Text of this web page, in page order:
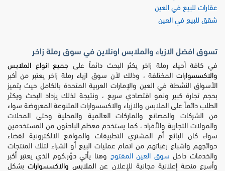
عقارات للبيع في العين
شقق للبيع في العين
تسوق افضل الازياء والملابس اونلاين في سوق رملة زاخر
في كافة أحياء رملة زاخر يكثر البحث دائماً على جميع انواع الملابس
والاكسسوارات المختلفة ، وذلك لأن سوق ازياء رملة زاخر يعتبر من أكبر
الأسواق النشطة في العين والإمارات العربية المتحدة بالكامل حيث يتميز
بحجم تجارة كبير ونمو اقتصادي سريع ، ونتيجة لذلك يزداد البحث ويكثر
الطلب دائماً على الملابس والازياء والاكسسوارات المتنوعة المعروضة سواء
من الشركات والمصانع والماركات العالمية والمحلية وحتى المحلات
والمولات التجارية والأفراد ، كما يستخدم معظم الباحثون من المستخدمين
سواء كان البائع أم المشتري التطبيقات والمواقع الالكترونية لقضاء
حوائجهم واشباع رغباتهم من اتمام عمليات البيع أو الشراء لتلك المنتجات
والخدمات داخل سوق العين المفتوح وهنا يأتي دوّر.كوم الذي يعتبر أكبر
وأسرع منصة إعلانية مجانية للإعلان عن
الملابس والاكسسواراتبشكل